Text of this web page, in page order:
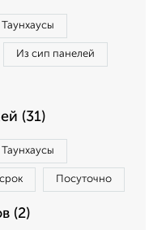
Таунхаусы
Из сип панелей
(31)
Таунхаусы
Посуточно
(2)